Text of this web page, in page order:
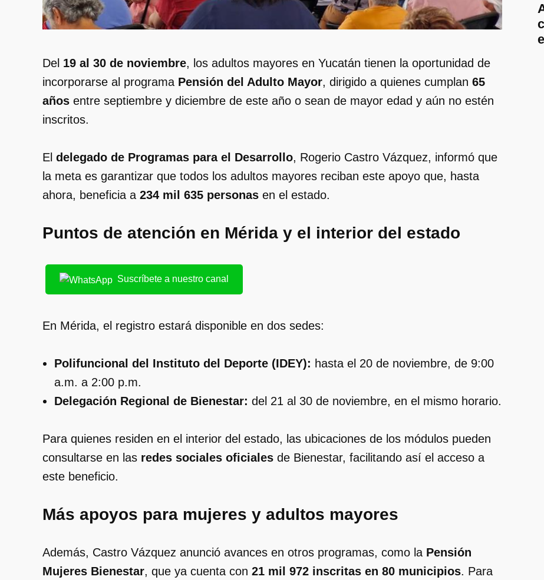
Del 19 al 30 de noviembre, los adultos mayores en Yucatán tienen la oportunidad de
incorporarse al programa Pensión del Adulto Mayor, dirigido a quienes cumplan 65
años entre septiembre y diciembre de este año o sean de mayor edad y aún no estén
inscritos.
El delegado de Programas para el Desarrollo, Rogerio Castro Vázquez, informó que
la meta es garantizar que todos los adultos mayores reciban este apoyo que, hasta
ahora, beneficia a 234 mil 635 personas en el estado.
Puntos de atención en Mérida y el interior del estado
Suscríbete a nuestro canal
En Mérida, el registro estará disponible en dos sedes:
Polifuncional del Instituto del Deporte (IDEY): hasta el 20 de noviembre, de 9:00
a.m. a 2:00 p.m.
Delegación Regional de Bienestar: del 21 al 30 de noviembre, en el mismo horario.
Para quienes residen en el interior del estado, las ubicaciones de los módulos pueden
consultarse en las redes sociales oficiales de Bienestar, facilitando así el acceso a
este beneficio.
Más apoyos para mujeres y adultos mayores
Además, Castro Vázquez anunció avances en otros programas, como la Pensión
Mujeres Bienestar, que ya cuenta con 21 mil 972 inscritas en 80 municipios. Para